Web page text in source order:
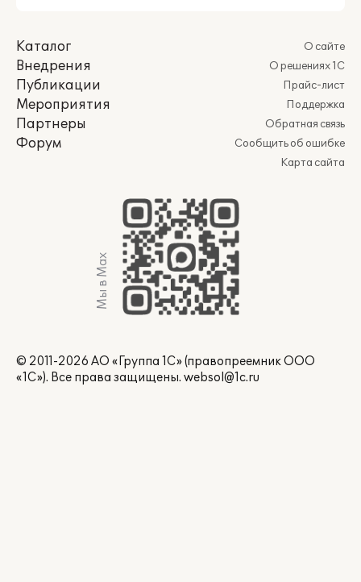
Каталог
Внедрения
Публикации
Мероприятия
Партнеры
Форум
О сайте
О решениях 1С
Прайс-лист
Поддержка
Обратная связь
Сообщить об ошибке
Карта сайта
Мы в Max
© 2011-2026 АО «Группа 1С» (правопреемник ООО
«1С»). Все права защищены. websol@1c.ru